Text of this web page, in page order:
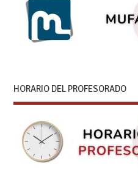
HORARIO DEL PROFESORADO